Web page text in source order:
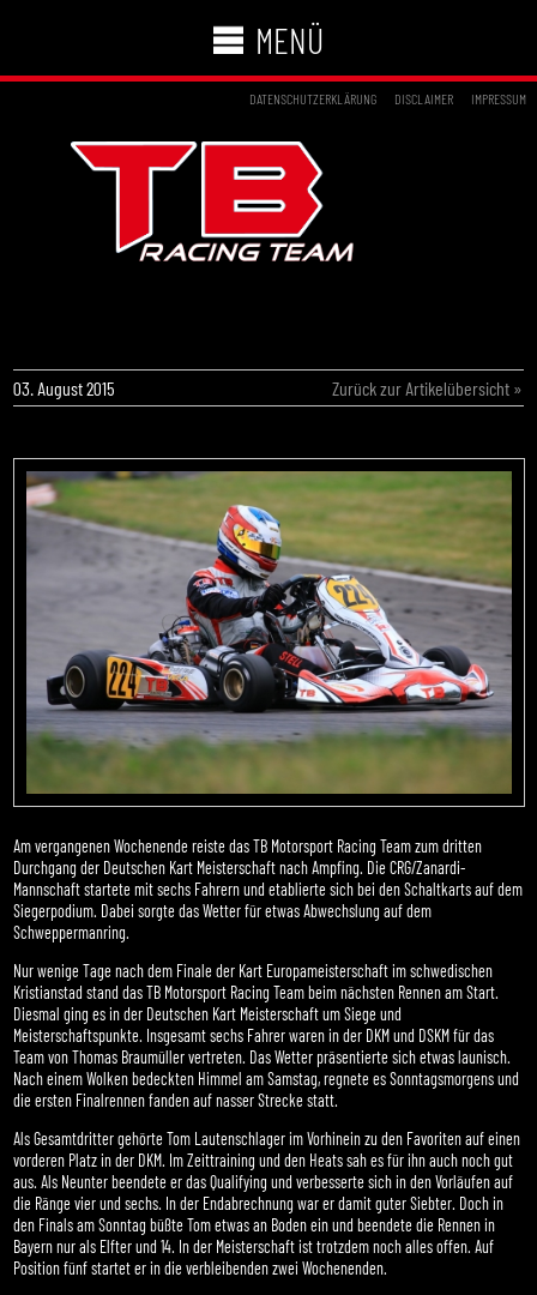
MENÜ
DATENSCHUTZERKLÄRUNG DISCLAIMER IMPRESSUM
03. August 2015 Zurück zur Artikelübersicht »
Am vergangenen Wochenende reiste das TB Motorsport Racing Team zum dritten
Durchgang der Deutschen Kart Meisterschaft nach Ampfing. Die CRG/Zanardi-
Mannschaft startete mit sechs Fahrern und etablierte sich bei den Schaltkarts auf dem
Siegerpodium. Dabei sorgte das Wetter für etwas Abwechslung auf dem
Schweppermanring.
Nur wenige Tage nach dem Finale der Kart Europameisterschaft im schwedischen
Kristianstad stand das TB Motorsport Racing Team beim nächsten Rennen am Start.
Diesmal ging es in der Deutschen Kart Meisterschaft um Siege und
Meisterschaftspunkte. Insgesamt sechs Fahrer waren in der DKM und DSKM für das
Team von Thomas Braumüller vertreten. Das Wetter präsentierte sich etwas launisch.
Nach einem Wolken bedeckten Himmel am Samstag, regnete es Sonntagsmorgens und
die ersten Finalrennen fanden auf nasser Strecke statt.
Als Gesamtdritter gehörte Tom Lautenschlager im Vorhinein zu den Favoriten auf einen
vorderen Platz in der DKM. Im Zeittraining und den Heats sah es für ihn auch noch gut
aus. Als Neunter beendete er das Qualifying und verbesserte sich in den Vorläufen auf
die Ränge vier und sechs. In der Endabrechnung war er damit guter Siebter. Doch in
den Finals am Sonntag büßte Tom etwas an Boden ein und beendete die Rennen in
Bayern nur als Elfter und 14. In der Meisterschaft ist trotzdem noch alles offen. Auf
Position fünf startet er in die verbleibenden zwei Wochenenden.